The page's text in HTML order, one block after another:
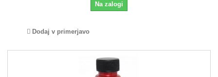
Na zalogi
Dodaj v primerjavo